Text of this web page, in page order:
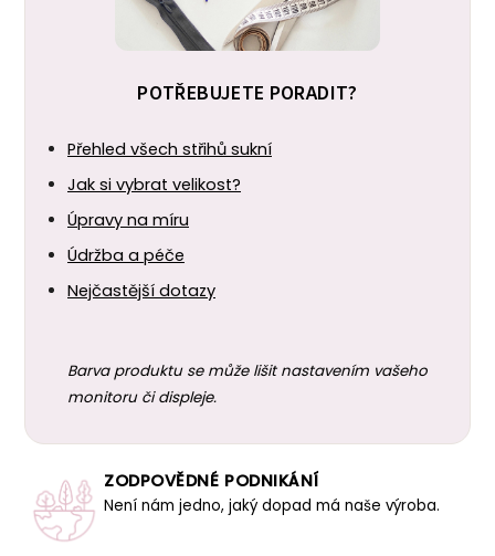
POTŘEBUJETE PORADIT?
Přehled všech střihů sukní
Jak si vybrat velikost?
Úpravy na míru
Údržba a péče
Nejčastější dotazy
Barva produktu se může lišit nastavením vašeho
monitoru či displeje.
ZODPOVĚDNÉ PODNIKÁNÍ
Není nám jedno, jaký dopad má naše výroba.